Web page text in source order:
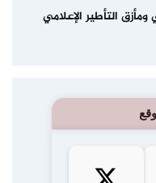
ومأزق التأطير الإعلامي